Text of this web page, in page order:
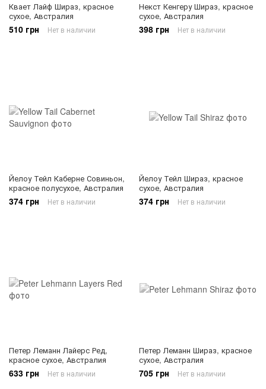
Квает Лайф Шираз, красное
сухое, Австралия
510 грн Нет в наличии
Некст Кенгеру Шираз, красное
сухое, Австралия
398 грн Нет в наличии
Йелоу Тейл Каберне Совиньон,
красное полусухое, Австралия
374 грн Нет в наличии
Йелоу Тейл Шираз, красное
сухое, Австралия
374 грн Нет в наличии
Петер Леманн Лайерс Ред,
красное сухое, Австралия
633 грн Нет в наличии
Петер Леманн Шираз, красное
сухое, Австралия
705 грн Нет в наличии